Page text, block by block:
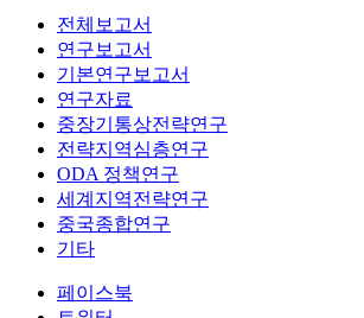
전체보고서
연구보고서
기본연구보고서
연구자료
중장기통상전략연구
전략지역심층연구
ODA 정책연구
세계지역전략연구
중국종합연구
기타
페이스북